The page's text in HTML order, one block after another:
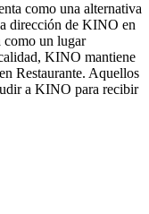
como una alternativa
dirección de KINO en
como un lugar
KINO mantiene
Restaurante. Aquellos
a KINO para recibir